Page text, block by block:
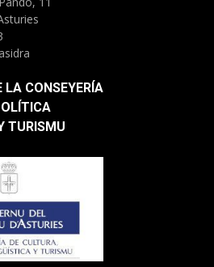
LA CONSEYERÍA
TURISMU